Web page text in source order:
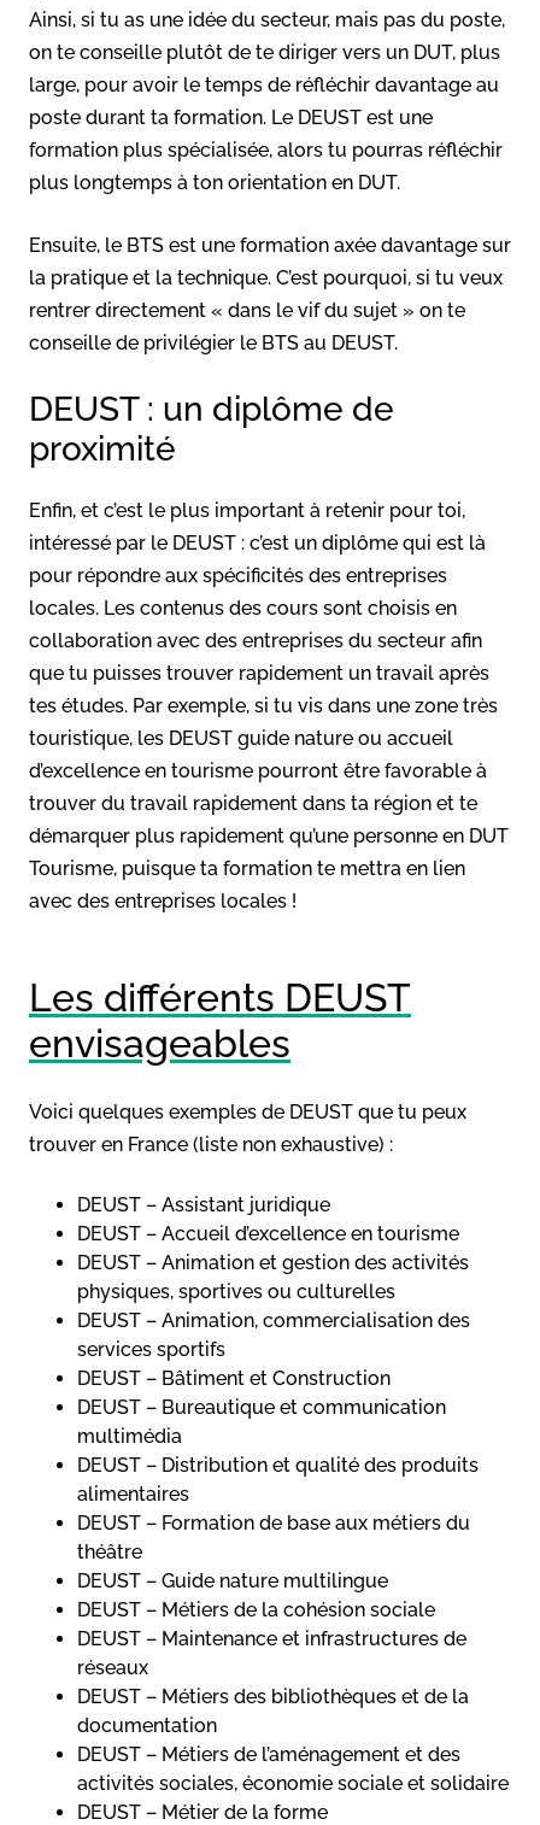
Ainsi, si tu as une idée du secteur, mais pas du poste,
on te conseille plutôt de te diriger vers un DUT, plus
large, pour avoir le temps de réfléchir davantage au
poste durant ta formation. Le DEUST est une
formation plus spécialisée, alors tu pourras réfléchir
plus longtemps à ton orientation en DUT.
Ensuite, le BTS est une formation axée davantage sur
la pratique et la technique. C’est pourquoi, si tu veux
rentrer directement « dans le vif du sujet » on te
conseille de privilégier le BTS au DEUST.
DEUST : un diplôme de
proximité
Enfin, et c’est le plus important à retenir pour toi,
intéressé par le DEUST : c’est un diplôme qui est là
pour répondre aux spécificités des entreprises
locales. Les contenus des cours sont choisis en
collaboration avec des entreprises du secteur afin
que tu puisses trouver rapidement un travail après
tes études. Par exemple, si tu vis dans une zone très
touristique, les DEUST guide nature ou accueil
d’excellence en tourisme pourront être favorable à
trouver du travail rapidement dans ta région et te
démarquer plus rapidement qu’une personne en DUT
Tourisme, puisque ta formation te mettra en lien
avec des entreprises locales !
Les différents DEUST
envisageables
Voici quelques exemples de DEUST que tu peux
trouver en France (liste non exhaustive) :
DEUST – Assistant juridique
DEUST – Accueil d’excellence en tourisme
DEUST – Animation et gestion des activités
physiques, sportives ou culturelles
DEUST – Animation, commercialisation des
services sportifs
DEUST – Bâtiment et Construction
DEUST – Bureautique et communication
multimédia
DEUST – Distribution et qualité des produits
alimentaires
DEUST – Formation de base aux métiers du
théâtre
DEUST – Guide nature multilingue
DEUST – Métiers de la cohésion sociale
DEUST – Maintenance et infrastructures de
réseaux
DEUST – Métiers des bibliothèques et de la
documentation
DEUST – Métiers de l’aménagement et des
activités sociales, économie sociale et solidaire
DEUST – Métier de la forme